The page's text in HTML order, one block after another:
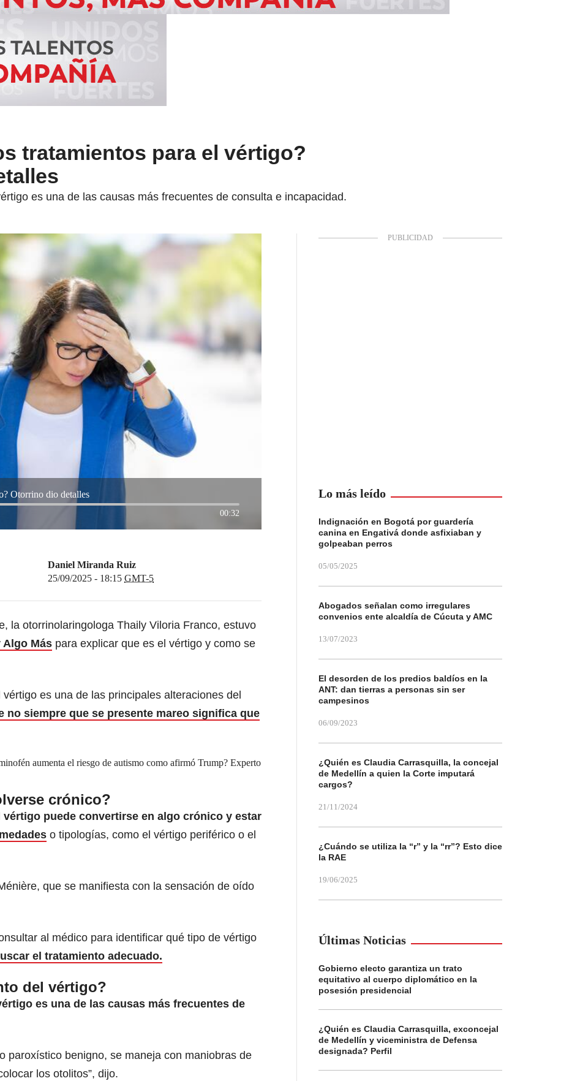
tratamientos para el vértigo?
es una de las causas más frecuentes de consulta e incapacidad.
Otorrino dio detalles
00:32
Daniel Miranda Ruiz
25/09/2025 - 18:15 GMT-5
la otorrinolaringologa Thaily Viloria Franco, estuvo
Algo Más para explicar que es el vértigo y como se
es una de las principales alteraciones del
no siempre que se presente mareo significa que
aumenta el riesgo de autismo como afirmó Trump? Experto
crónico?
vértigo puede convertirse en algo crónico y estar
o tipologías, como el vértigo periférico o el
que se manifiesta con la sensación de oído
al médico para identificar qué tipo de vértigo
el tratamiento adecuado.
del vértigo?
es una de las causas más frecuentes de
paroxístico benigno, se maneja con maniobras de
los otolitos”, dijo.
Lo más leído
Indignación en Bogotá por guardería
canina en Engativá donde asfixiaban y
golpeaban perros
05/05/2025
Abogados señalan como irregulares
convenios ente alcaldía de Cúcuta y AMC
13/07/2023
El desorden de los predios baldíos en la
ANT: dan tierras a personas sin ser
campesinos
06/09/2023
¿Quién es Claudia Carrasquilla, la concejal
de Medellín a quien la Corte imputará
cargos?
21/11/2024
¿Cuándo se utiliza la “r” y la “rr”? Esto dice
la RAE
19/06/2025
Últimas Noticias
Gobierno electo garantiza un trato
equitativo al cuerpo diplomático en la
posesión presidencial
¿Quién es Claudia Carrasquilla, exconcejal
de Medellín y viceministra de Defensa
designada? Perfil